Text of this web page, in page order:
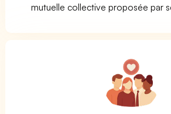
mutuelle collective proposée par